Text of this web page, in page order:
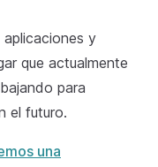
aplicaciones y
que actualmente
para
el futuro.
una